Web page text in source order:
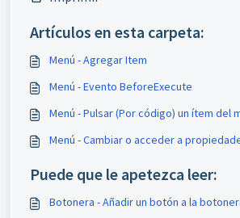
Artículos en esta carpeta:
Menú - Agregar Item
Menú - Evento BeforeExecute
Menú - Pulsar (Por código) un ítem del
Menú - Cambiar o acceder a
Puede que le apetezca leer:
Botonera - Añadir un botón a la